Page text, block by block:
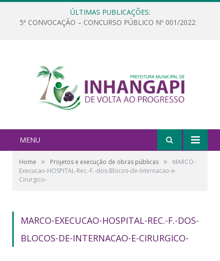
ÚLTIMAS PUBLICAÇÕES:
5ª CONVOCAÇÃO – CONCURSO PÚBLICO Nº 001/2022
MENU
Home » Projetos e execução de obras públicas »
MARCO-
Execucao-HOSPITAL-Rec.-F.-dos-Blocos-de-Internacao-e-
Cirurgico-
MARCO-EXECUCAO-HOSPITAL-REC.-F.-DOS-
BLOCOS-DE-INTERNACAO-E-CIRURGICO-